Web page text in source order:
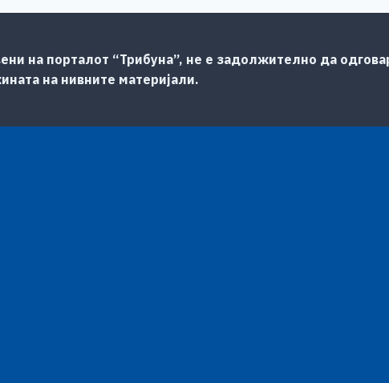
на порталот “Трибуна”, не е задолжително да
на нивните материјали.